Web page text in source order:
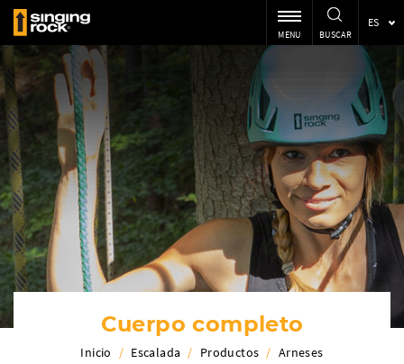
ES
MENU BUSCAR
Cuerpo completo
Inicio / Escalada / Productos / Arneses